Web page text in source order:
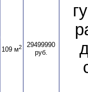
109 м2
29499990
руб.